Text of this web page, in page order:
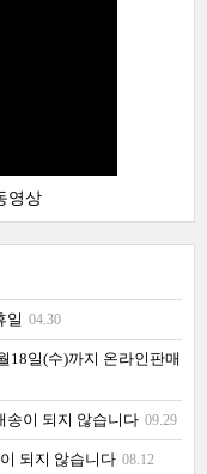
영상
일 04.30
18일(수)까지 온라인판매
송이 되지 않습니다 09.29
되지 않습니다 08.12